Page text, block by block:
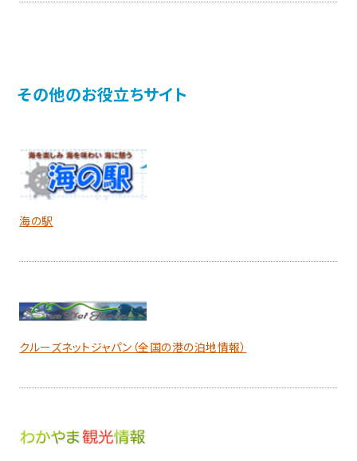
その他のお役立ちサイト
海の駅
クルーズネットジャパン（全国の港の泊地情報）